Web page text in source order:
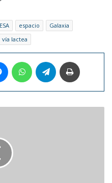
ESA espacio
Galaxia
vía lactea
MessengerWhatsAppTelegram